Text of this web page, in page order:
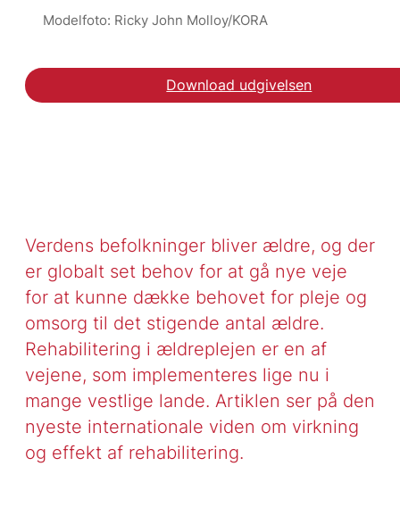
Modelfoto: Ricky John Molloy/KORA
Download udgivelsen
Verdens befolkninger bliver ældre, og der
er globalt set behov for at gå nye veje
for at kunne dække behovet for pleje og
omsorg til det stigende antal ældre.
Rehabilitering i ældreplejen er en af
vejene, som implementeres lige nu i
mange vestlige lande. Artiklen ser på den
nyeste internationale viden om virkning
og effekt af rehabilitering.